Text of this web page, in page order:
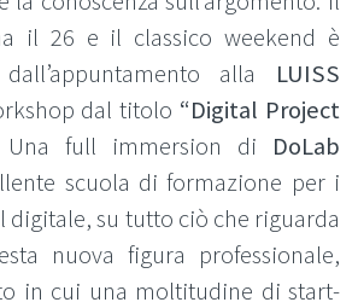
il 26 e il classico weekend è
alla LUISS
dal titolo “Digital Project
full immersion di DoLab
scuola di formazione per i
digitale, su tutto ciò che riguarda
nuova figura professionale,
in cui una moltitudine di start-